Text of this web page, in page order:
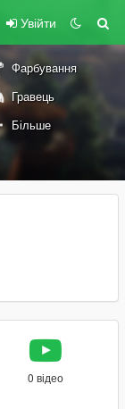
Увійти
Фарбування
Гравець
Більше
0 відео